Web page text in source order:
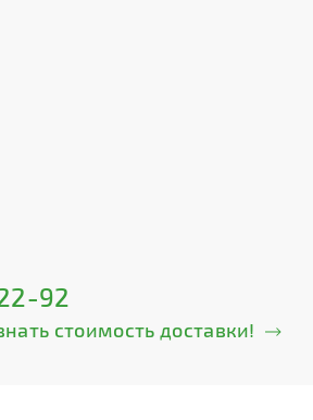
92
стоимость доставки!